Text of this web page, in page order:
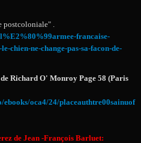
postcoloniale" .
francaise-
chien-ne-change-pas-sa-facon-de-
Richard O' Monroy Page 58 (Paris
oca4/24/placeauthtre00sainuof
de Jean -François Barluet: